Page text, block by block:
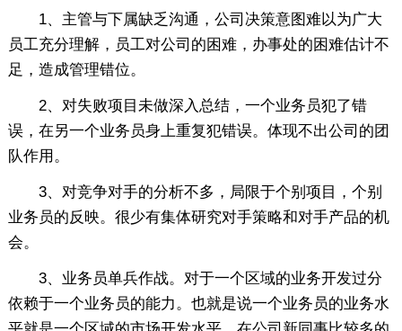
1、主管与下属缺乏沟通，公司决策意图难以为广大
员工充分理解，员工对公司的困难，办事处的困难估计不
足，造成管理错位。
2、对失败项目未做深入总结，一个业务员犯了错
误，在另一个业务员身上重复犯错误。体现不出公司的团
队作用。
3、对竞争对手的分析不多，局限于个别项目，个别
业务员的反映。很少有集体研究对手策略和对手产品的机
会。
3、业务员单兵作战。对于一个区域的业务开发过分
依赖于一个业务员的能力。也就是说一个业务员的业务水